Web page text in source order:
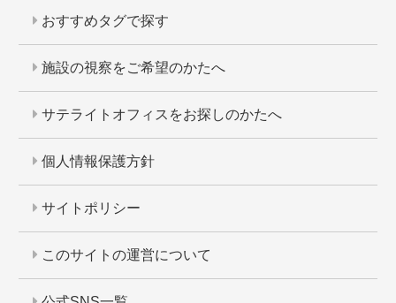
おすすめタグで探す
施設の視察をご希望のかたへ
サテライトオフィスをお探しのかたへ
個人情報保護方針
サイトポリシー
このサイトの運営について